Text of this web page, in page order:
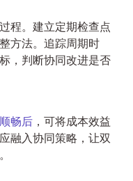
程。建立定期检查点
方法。追踪周期时
，判断协同改进是否
畅后 ，可将成本效益
融入协同策略，让双